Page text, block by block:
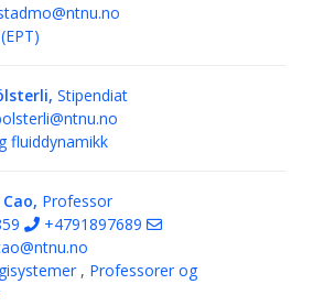
Stipendiat
fluiddynamikk
Professor
+4791897689
, Professorer og